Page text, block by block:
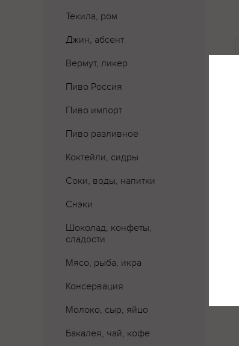
Текила, ром
Джин, абсент
Вермут, ликер
Пиво Россия
Пиво импорт
Пиво разливное
Коктейли, сидры
Соки, воды, напитки
Снэки
Шоколад, конфеты,
сладости
Мясо, рыба, икра
Консервация
Молоко, сыр, яйцо
Бакалея, чай, кофе